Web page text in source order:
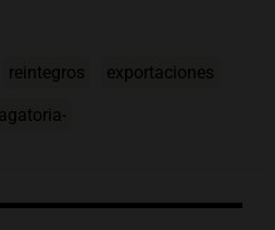
reintegros exportaciones